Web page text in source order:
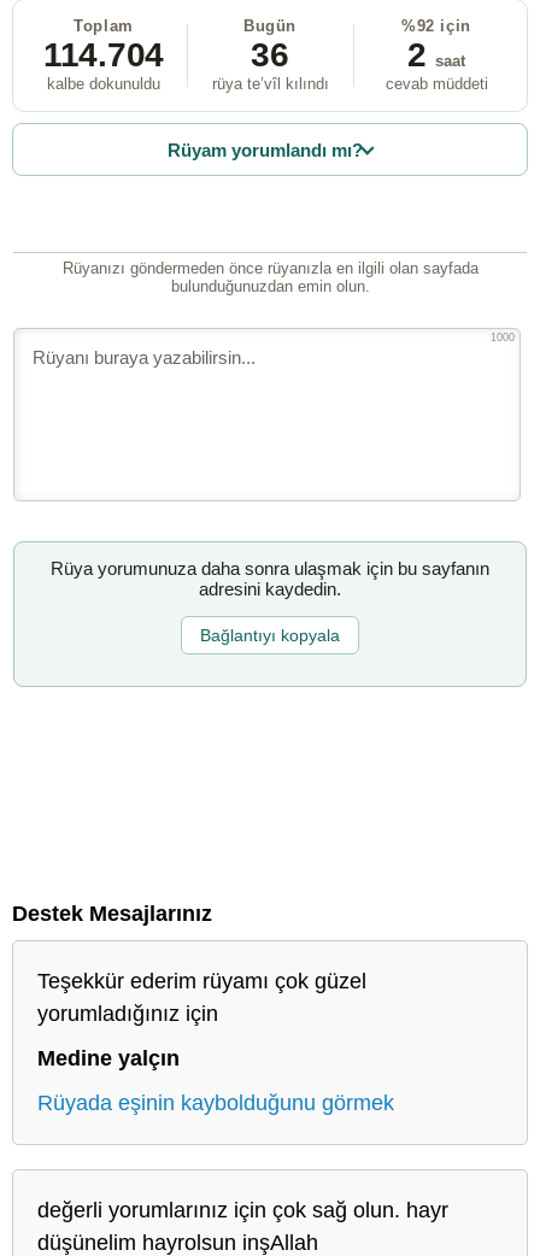
Toplam
114.704
kalbe dokunuldu
Bugün
36
rüya te’vîl kılındı
%92 için
2 saat
cevab müddeti
Rüyam yorumlandı mı?
Rüyanızı göndermeden önce rüyanızla en ilgili olan sayfada
bulunduğunuzdan emin olun.
1000
Rüya yorumunuza daha sonra ulaşmak için bu sayfanın
adresini kaydedin.
Bağlantıyı kopyala
Destek Mesajlarınız
Teşekkür ederim rüyamı çok güzel
yorumladığınız için
Medine yalçın
Rüyada eşinin kaybolduğunu görmek
değerli yorumlarınız için çok sağ olun. hayr
düşünelim hayrolsun inşAllah